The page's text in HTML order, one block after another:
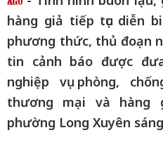
hàng giả tiếp tục diễn
phương thức, thủ đoạn
tin cảnh báo được
nghiệp vụ phòng,
thương mại và hàng
phường Long Xuyên